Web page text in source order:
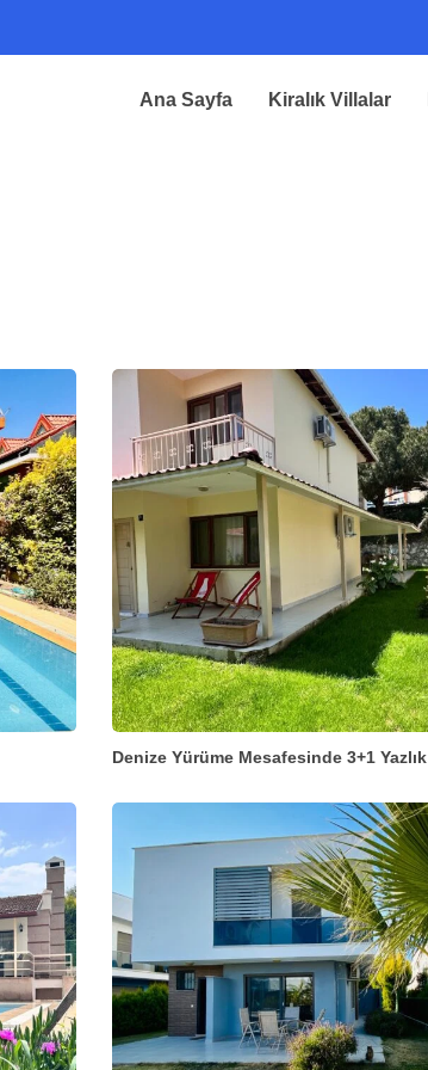
Ana Sayfa Kiralık Villalar
Denize Yürüme Mesafesinde 3+1 Yazlık